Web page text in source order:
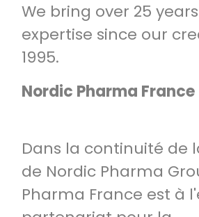
We bring over 25
expertise since our
1995.
Nordic Pharma France
Dans la continuité de
de Nordic Pharma
Pharma France est à